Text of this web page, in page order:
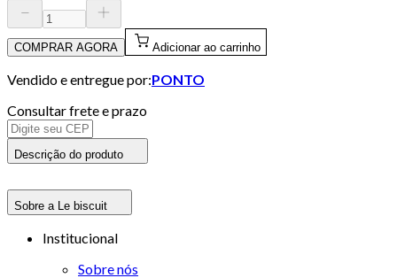
COMPRAR AGORA Adicionar ao carrinho
Vendido e entregue por:PONTO
Consultar frete e prazo
Descrição do produto
Sobre a Le biscuit
Institucional
Sobre nós